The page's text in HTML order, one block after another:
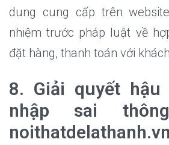
dung cung cấp trên
nhiệm trước pháp luật về
đặt hàng, thanh toán với
8. Giải quyết
nhập sai
noithatdelathanh.vn